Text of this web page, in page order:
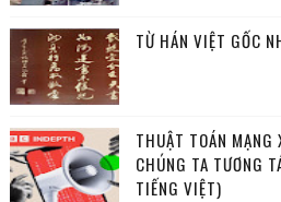
TỪ HÁN VIỆT GỐC
THUẬT TOÁN MẠNG
CHÚNG TA TƯƠNG
TIẾNG VIỆT)